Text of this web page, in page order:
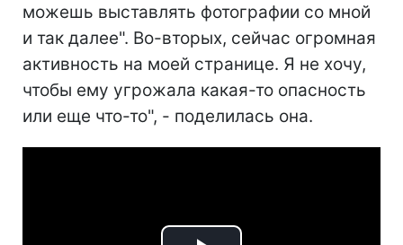
можешь выставлять фотографии со мной
и так далее". Во-вторых, сейчас огромная
активность на моей странице. Я не хочу,
чтобы ему угрожала какая-то опасность
или еще что-то", - поделилась она.